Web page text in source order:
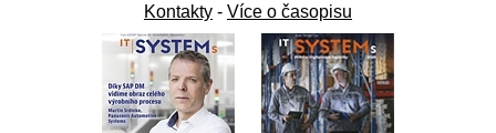
Kontakty - Více o časopisu